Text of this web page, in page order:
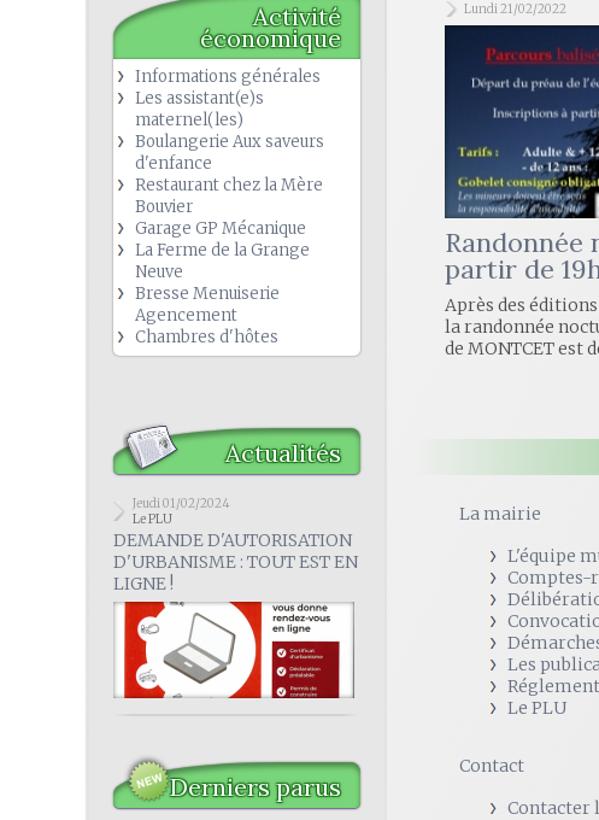
Activité
économique
Informations générales
Les assistant(e)s
maternel(les)
Boulangerie Aux saveurs
d'enfance
Restaurant chez la Mère
Bouvier
Garage GP Mécanique
La Ferme de la Grange
Neuve
Bresse Menuiserie
Agencement
Chambres d'hôtes
Actualités
Jeudi 01/02/2024
Le PLU
DEMANDE D'AUTORISATION
D'URBANISME : TOUT EST EN
LIGNE !
Derniers parus
Lundi 21/02/2022
Randonnée
partir de
Après des
la randonnée
de MONTCET est
La mairie
L'équipe
Comptes-
Les
Le PLU
Contact
Contacter